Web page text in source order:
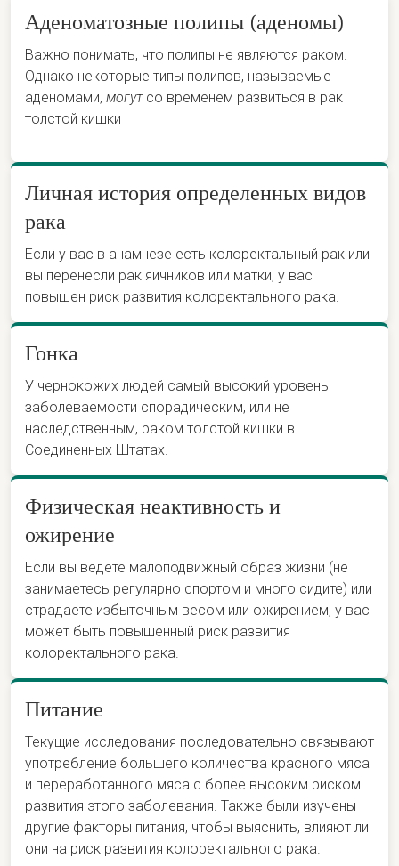
Аденоматозные полипы (аденомы)
Важно понимать, что полипы не являются раком.
Однако некоторые типы полипов, называемые
аденомами, могут со временем развиться в рак
толстой кишки
Личная история определенных видов
рака
Если у вас в анамнезе есть колоректальный рак или
вы перенесли рак яичников или матки, у вас
повышен риск развития колоректального рака.
Гонка
У чернокожих людей самый высокий уровень
заболеваемости спорадическим, или не
наследственным, раком толстой кишки в
Соединенных Штатах.
Физическая неактивность и
ожирение
Если вы ведете малоподвижный образ жизни (не
занимаетесь регулярно спортом и много сидите) или
страдаете избыточным весом или ожирением, у вас
может быть повышенный риск развития
колоректального рака.
Питание
Текущие исследования последовательно связывают
употребление большего количества красного мяса
и переработанного мяса с более высоким риском
развития этого заболевания. Также были изучены
другие факторы питания, чтобы выяснить, влияют ли
они на риск развития колоректального рака.